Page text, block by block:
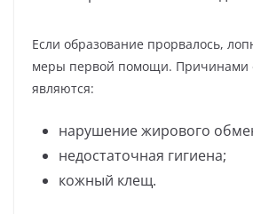
Если образование прорвалось,
меры первой помощи. Причинами
являются:
нарушение жирового
недостаточная гигиена;
кожный клещ.